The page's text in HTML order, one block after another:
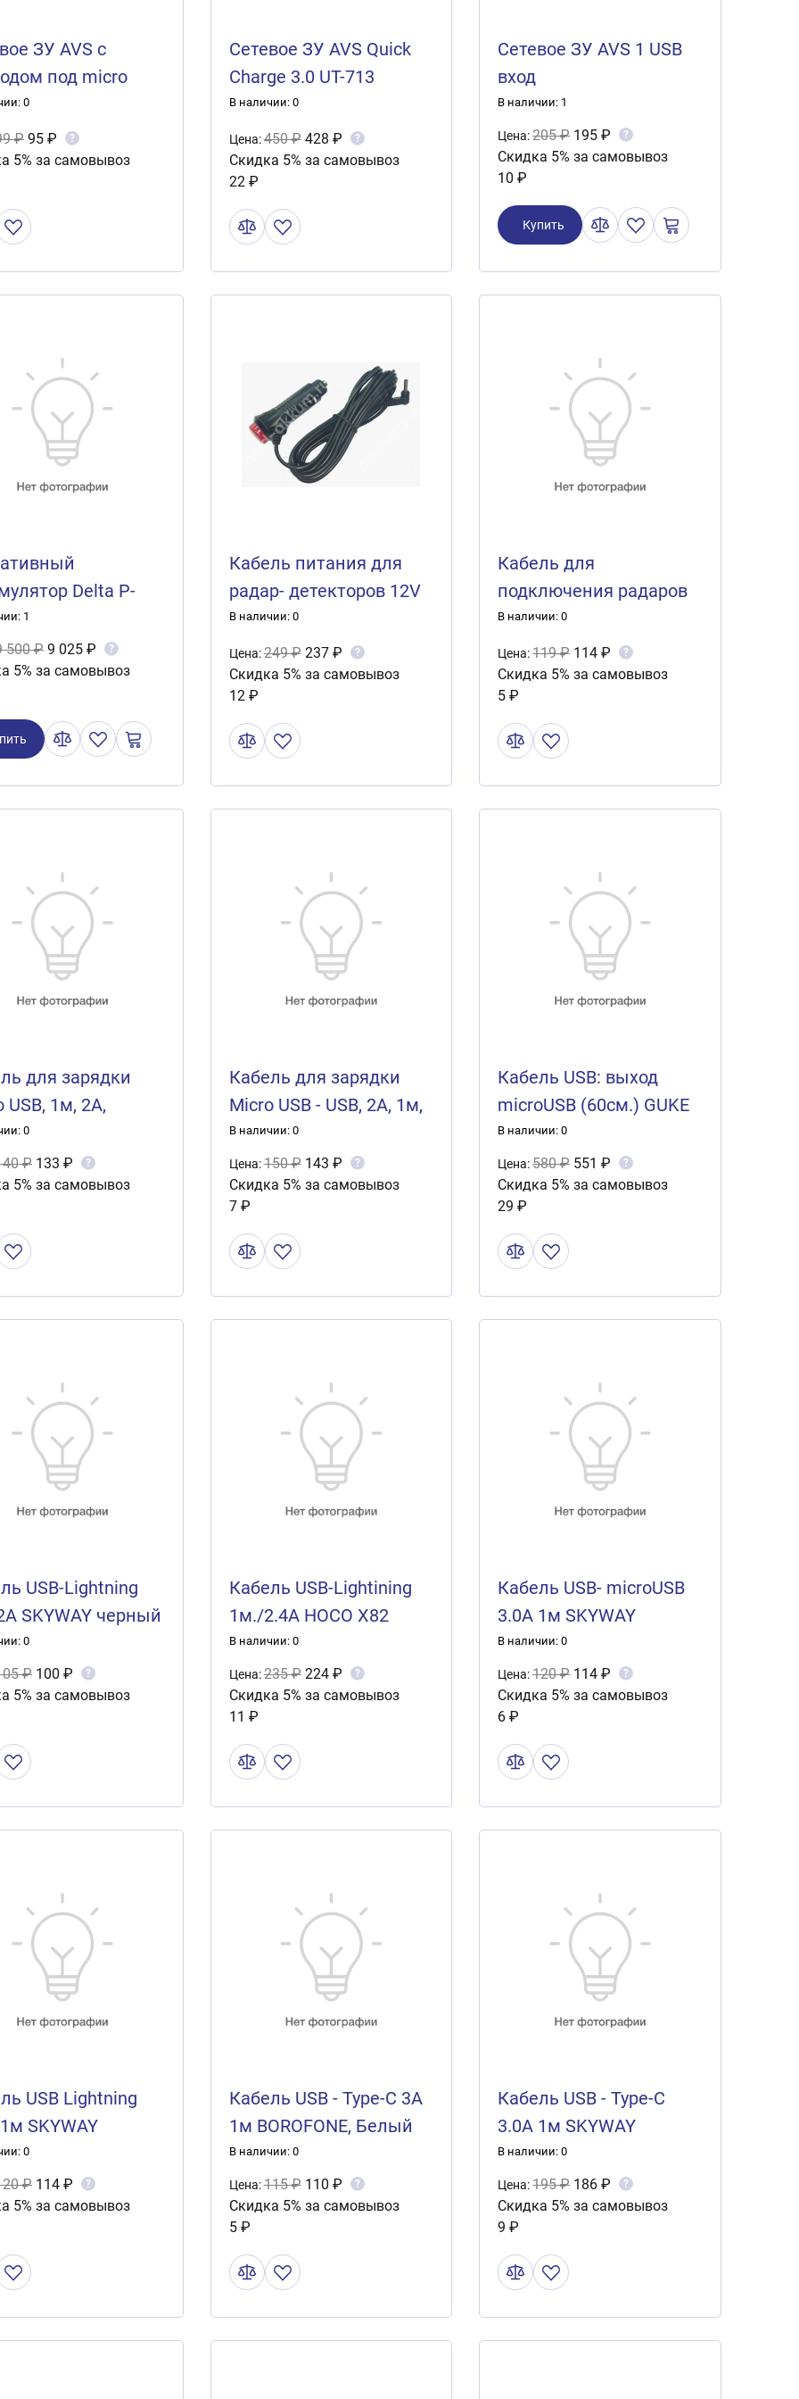
ЗУ AVS с
под micro
TMC-111
0
₽ 95 ₽ ?
5% за самовывоз
Сетевое ЗУ AVS Quick
Charge 3.0 UT-713
В наличии: 0
Цена:450 ₽ 428 ₽ ?
Скидка 5% за самовывоз
22 ₽
Сетевое ЗУ AVS 1 USB
вход
В наличии: 1
Цена:205 ₽ 195 ₽ ?
Скидка 5% за самовывоз
10 ₽
Купить
Delta P-
1
500 ₽ 9 025 ₽ ?
5% за самовывоз
Кабель питания для
радар- детекторов 12V
1.5метра со штекером и
кнопкой
В наличии: 0
Цена:249 ₽ 237 ₽ ?
Скидка 5% за самовывоз
12 ₽
Кабель для
подключения радаров
видеорегистраторов и
т. п.1013
В наличии: 0
Цена:119 ₽ 114 ₽ ?
Скидка 5% за самовывоз
5 ₽
для зарядки
USB, 1м, 2А,
пластик
/1/10/500/ 443-
0
₽ 133 ₽ ?
5% за самовывоз
Кабель для зарядки
Micro USB - USB, 2A, 1м,
Черный,
Зарядка+Передача
данных, Пакет,
ERGOLUX ELX-CDC0
В наличии: 0
Цена:150 ₽ 143 ₽ ?
Скидка 5% за самовывоз
7 ₽
Кабель USB: выход
microUSB (60см.) GUKE
В наличии: 0
Цена:580 ₽ 551 ₽ ?
Скидка 5% за самовывоз
29 ₽
USB-Lightning
SKYWAY черный
1м
0
₽ 100 ₽ ?
5% за самовывоз
Кабель USB-Lightining
1м./2.4А HOCO X82
БелоЧерный
В наличии: 0
Цена:235 ₽ 224 ₽ ?
Скидка 5% за самовывоз
11 ₽
Кабель USB- microUSB
3.0A 1м SKYWAY
черный в пакете
В наличии: 0
Цена:120 ₽ 114 ₽ ?
Скидка 5% за самовывоз
6 ₽
USB Lightning
SKYWAY
в пакете
0
₽ 114 ₽ ?
5% за самовывоз
Кабель USB - Type-C 3А
1м BOROFONE, Белый
В наличии: 0
Цена:115 ₽ 110 ₽ ?
Скидка 5% за самовывоз
5 ₽
Кабель USB - Type-C
3.0А 1м SKYWAY
Черный в пакете zip
S09603008
В наличии: 0
Цена:195 ₽ 186 ₽ ?
Скидка 5% за самовывоз
9 ₽